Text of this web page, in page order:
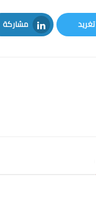
تغريد
Twitter
مشاركة
LinkedIn